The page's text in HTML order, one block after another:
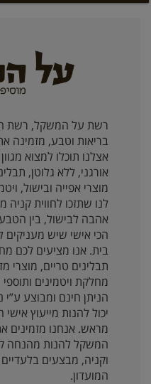
רשת על המשקל, רשת
בריאות וטבע, מזמינה
אצלנו תוכלו למצוא
אורגני, ללא גלוטן,
מוצרי אפייה ובישול,
לנו שתזכו לחווית קניה
אהבה לבישול, בין
הכי אישי שיש
בית. אנו מציעים לכם
תבלינים טריים, מוצרי
מחלקת ויטמינים
הניתן חינם ומבוצע
יכול להנות מייעוץ
מראש. אנחנו מזמינים
וקניה, מבצעים
המועדון.